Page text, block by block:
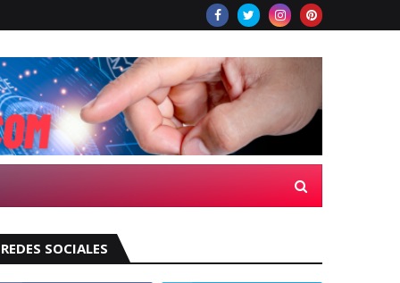
REDES SOCIALES